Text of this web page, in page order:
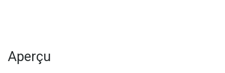
Aperçu